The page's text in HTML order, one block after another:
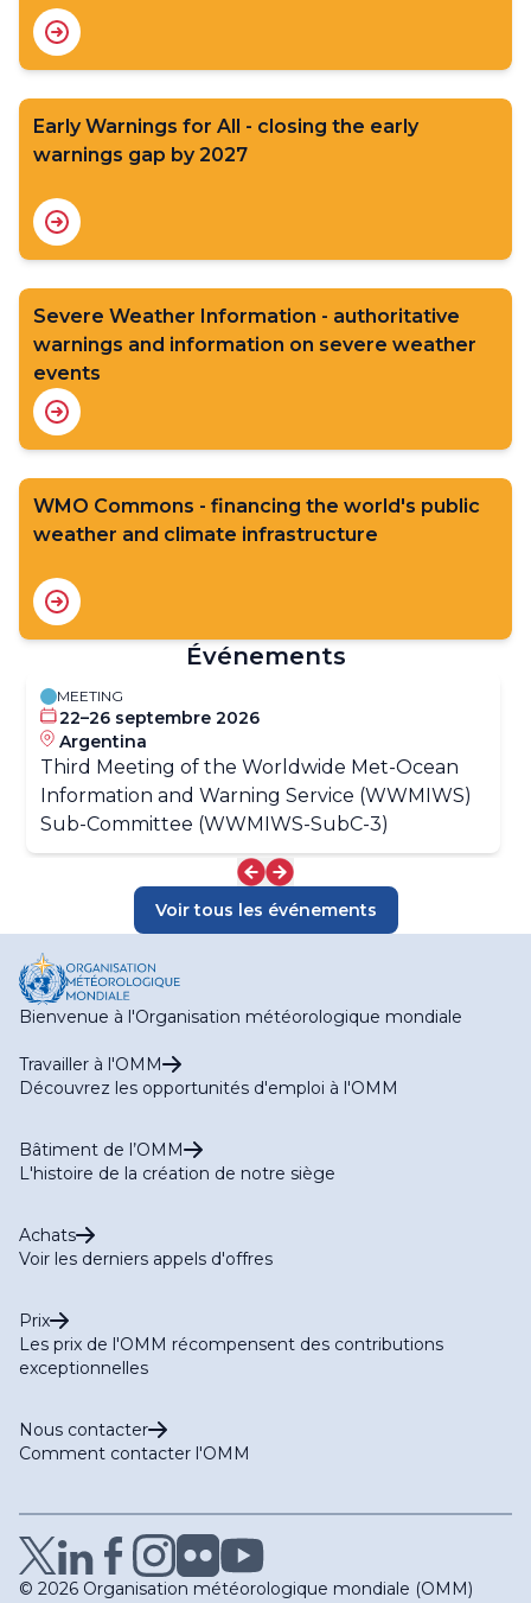
Early Warnings for All - closing the early
warnings gap by 2027
Severe Weather Information - authoritative
warnings and information on severe weather
events
WMO Commons - financing the world's public
weather and climate infrastructure
Événements
MEETING
22–26 septembre 2026
Argentina
Third Meeting of the Worldwide Met-Ocean
Information and Warning Service (WWMIWS)
Sub-Committee (WWMIWS-SubC-3)
Voir tous les événements
Bienvenue à l'Organisation météorologique mondiale
Travailler à l'OMM
Découvrez les opportunités d'emploi à l'OMM
Bâtiment de l’OMM
L'histoire de la création de notre siège
Achats
Voir les derniers appels d'offres
Prix
Les prix de l'OMM récompensent des contributions
exceptionnelles
Nous contacter
Comment contacter l'OMM
© 2026 Organisation météorologique mondiale (OMM)